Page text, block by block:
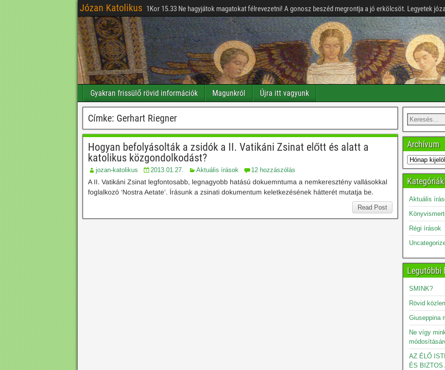
Józan Katolikus 1Kor 15.33 Ne hagyjátok magatokat félrevezetni! A gonosz beszéd megrontja a jó erkölcsöt. Legyetek
Gyakran frissülő rövid információk Magunkról Újra itt vagyunk
Címke: Gerhart Riegner
Hogyan befolyásolták a zsidók a II. Vatikáni Zsinat előtt és alatt a
katolikus közgondolkodást?
jozan-katolikus 2013.01.27. Aktuális írások 12 hozzászólás
A II. Vatikáni Zsinat legfontosabb, legnagyobb hatású dokuemntuma a nemkeresztény vallásokkal
foglalkozó ‘Nostra Aetate’. Írásunk a zsinati dokumentum keletkezésének hátterét mutatja be.
Read Post
Archívum
Kategóriák
Aktuális
Régi írások
Legutóbbi
SMINK?
Rövid
Giuseppina
Ne vígy
AZ ÉLŐ
ÉS